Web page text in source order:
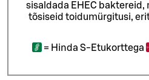
sisaldada EHEC baktereid,
tõsiseid toidumürgitusi,
= Hinda S-Etukorttega